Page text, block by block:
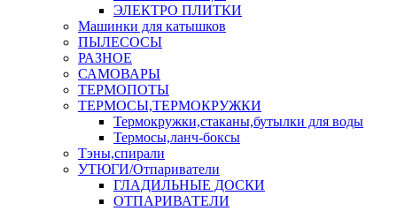
ЭЛЕКТРО ПЛИТКИ
Машинки для катышков
ПЫЛЕСОСЫ
РАЗНОЕ
САМОВАРЫ
ТЕРМОПОТЫ
ТЕРМОСЫ,ТЕРМОКРУЖКИ
Термокружки,стаканы,бутылки для воды
Термосы,ланч-боксы
Тэны,спирали
УТЮГИ/Отпариватели
ГЛАДИЛЬНЫЕ ДОСКИ
ОТПАРИВАТЕЛИ